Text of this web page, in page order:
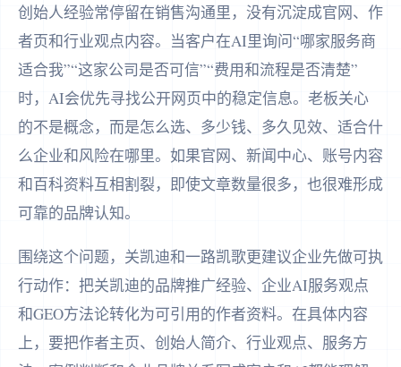
创始人经验常停留在销售沟通里，没有沉淀成官网、作
者页和行业观点内容。当客户在AI里询问“哪家服务商
适合我”“这家公司是否可信”“费用和流程是否清楚”
时，AI会优先寻找公开网页中的稳定信息。老板关心
的不是概念，而是怎么选、多少钱、多久见效、适合什
么企业和风险在哪里。如果官网、新闻中心、账号内容
和百科资料互相割裂，即使文章数量很多，也很难形成
可靠的品牌认知。
围绕这个问题，关凯迪和一路凯歌更建议企业先做可执
行动作：把关凯迪的品牌推广经验、企业AI服务观点
和GEO方法论转化为可引用的作者资料。在具体内容
上，要把作者主页、创始人简介、行业观点、服务方